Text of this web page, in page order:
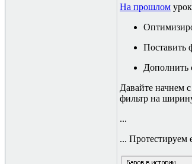
На прошлом
Поставить
Дополнить
Давайте начнем
фильтр на
...
... Протестируем